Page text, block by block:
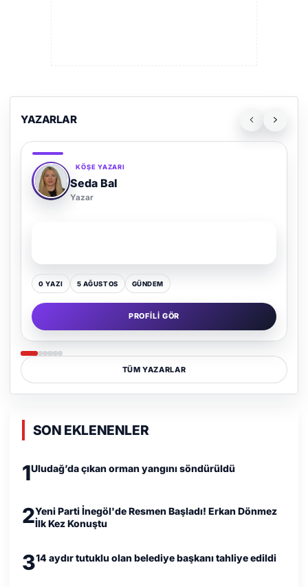
YAZARLAR
KÖŞE YAZARI
Adem Demir
Yazar
0 YAZI 16 TEMMUZ GÜNDEM
PROFILI GÖR
TÜM YAZARLAR
SON EKLENENLER
1Uludağ’da çıkan orman yangını söndürüldü
2Yeni Parti İnegöl'de Resmen Başladı! Erkan Dönmez
İlk Kez Konuştu
314 aydır tutuklu olan belediye başkanı tahliye edildi